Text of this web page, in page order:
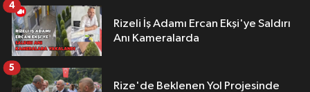
Rizeli İş Adamı Ercan Ekşi'ye Saldırı
Anı Kameralarda
4
Rize'de Beklenen Yol Projesinde
5